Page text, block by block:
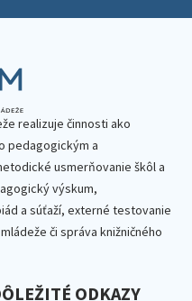
realizuje činnosti ako
pedagogickým a
usmerňovanie škôl a
výskum,
a súťaží, externé testovanie
či správa knižničného
ODKAZY